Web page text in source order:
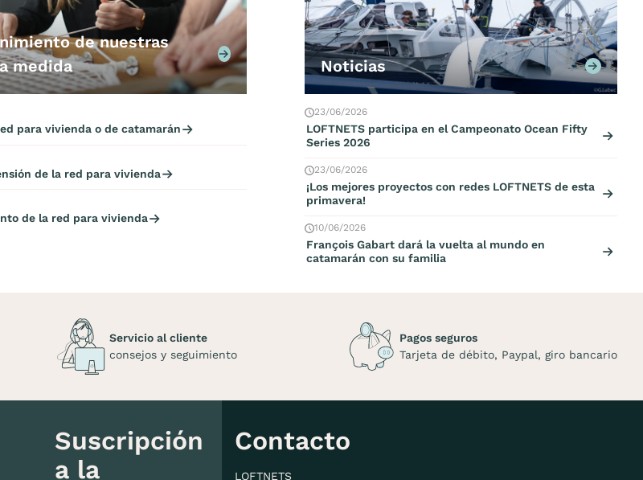
de nuestras
medida
para vivienda o de catamarán
de la red para vivienda
de la red para vivienda
Noticias
23/06/2026
LOFTNETS participa en el Campeonato Ocean Fifty
Series 2026
23/06/2026
¡Los mejores proyectos con redes LOFTNETS de esta
primavera!
10/06/2026
François Gabart dará la vuelta al mundo en
catamarán con su familia
Servicio al cliente
consejos y seguimiento
Pagos seguros
Tarjeta de débito, Paypal, giro bancario
Suscripción
a la
Contacto
LOFTNETS